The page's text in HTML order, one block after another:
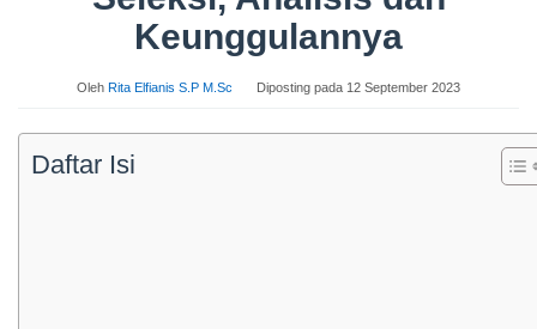
Keunggulannya
Oleh Rita Elfianis S.P M.Sc Diposting pada 12 September 2023
Daftar Isi